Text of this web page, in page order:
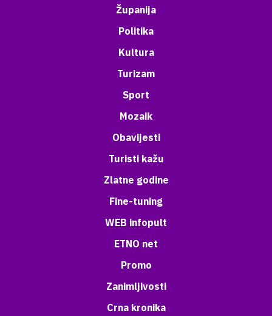
Županija
Politika
Kultura
Turizam
Sport
Mozaik
Obavijesti
Turisti kažu
Zlatne godine
Fine-tuning
WEB infopult
ETNO net
Promo
Zanimljivosti
Crna kronika